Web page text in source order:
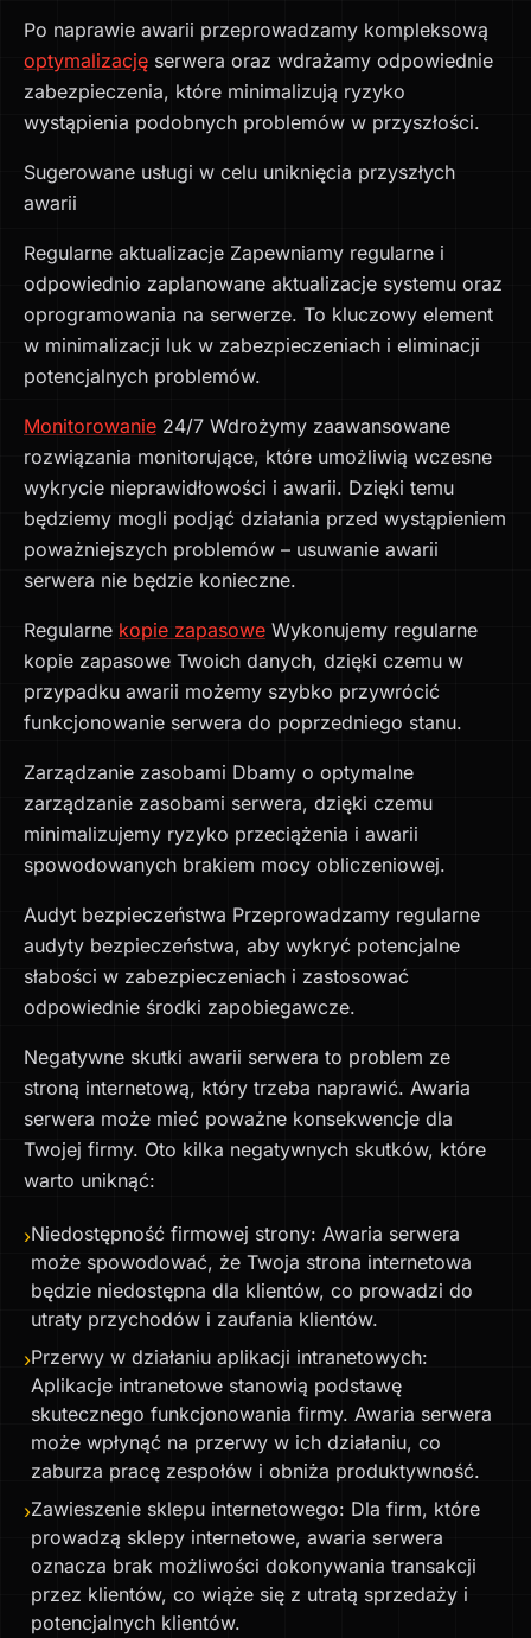
Po naprawie awarii przeprowadzamy kompleksową
optymalizację serwera oraz wdrażamy odpowiednie
zabezpieczenia, które minimalizują ryzyko
wystąpienia podobnych problemów w przyszłości.
Sugerowane usługi w celu uniknięcia przyszłych
awarii
Regularne aktualizacje Zapewniamy regularne i
odpowiednio zaplanowane aktualizacje systemu oraz
oprogramowania na serwerze. To kluczowy element
w minimalizacji luk w zabezpieczeniach i eliminacji
potencjalnych problemów.
Monitorowanie 24/7 Wdrożymy zaawansowane
rozwiązania monitorujące, które umożliwią wczesne
wykrycie nieprawidłowości i awarii. Dzięki temu
będziemy mogli podjąć działania przed wystąpieniem
poważniejszych problemów – usuwanie awarii
serwera nie będzie konieczne.
Regularne kopie zapasowe Wykonujemy regularne
kopie zapasowe Twoich danych, dzięki czemu w
przypadku awarii możemy szybko przywrócić
funkcjonowanie serwera do poprzedniego stanu.
Zarządzanie zasobami Dbamy o optymalne
zarządzanie zasobami serwera, dzięki czemu
minimalizujemy ryzyko przeciążenia i awarii
spowodowanych brakiem mocy obliczeniowej.
Audyt bezpieczeństwa Przeprowadzamy regularne
audyty bezpieczeństwa, aby wykryć potencjalne
słabości w zabezpieczeniach i zastosować
odpowiednie środki zapobiegawcze.
Negatywne skutki awarii serwera to problem ze
stroną internetową, który trzeba naprawić. Awaria
serwera może mieć poważne konsekwencje dla
Twojej firmy. Oto kilka negatywnych skutków, które
warto uniknąć:
›Niedostępność firmowej strony: Awaria serwera
może spowodować, że Twoja strona internetowa
będzie niedostępna dla klientów, co prowadzi do
utraty przychodów i zaufania klientów.
›Przerwy w działaniu aplikacji intranetowych:
Aplikacje intranetowe stanowią podstawę
skutecznego funkcjonowania firmy. Awaria serwera
może wpłynąć na przerwy w ich działaniu, co
zaburza pracę zespołów i obniża produktywność.
›Zawieszenie sklepu internetowego: Dla firm, które
prowadzą sklepy internetowe, awaria serwera
oznacza brak możliwości dokonywania transakcji
przez klientów, co wiąże się z utratą sprzedaży i
potencjalnych klientów.